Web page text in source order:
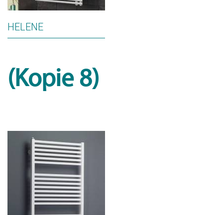
HELENE
(Kopie 8)